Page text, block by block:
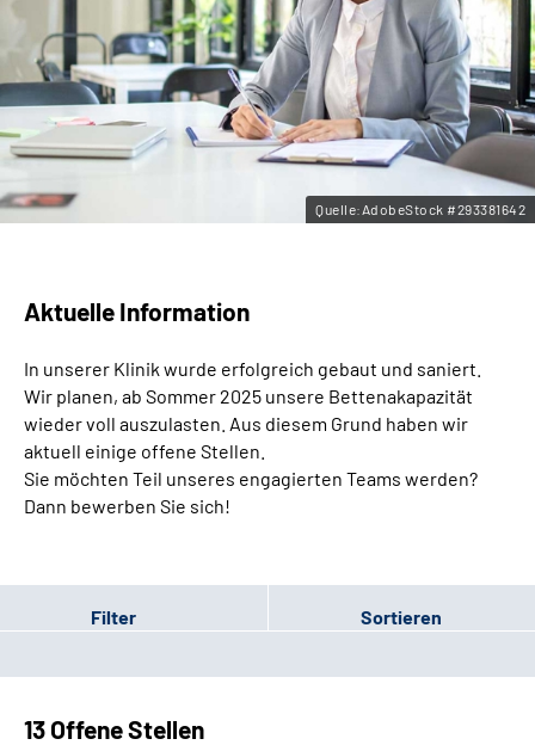
Leichte Sprache
Gebärdensprache
Quelle:AdobeStock #293381642
Aktuelle Information
In unserer Klinik wurde erfolgreich gebaut und saniert.
Wir planen, ab Sommer 2025 unsere Bettenakapazität
wieder voll auszulasten. Aus diesem Grund haben wir
aktuell einige offene Stellen.
Sie möchten Teil unseres engagierten Teams werden?
Dann bewerben Sie sich!
Filter Sortieren
13 Offene Stellen